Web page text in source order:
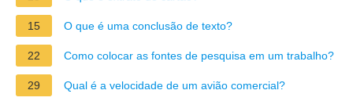
15 O que é uma conclusão de texto?
22 Como colocar as fontes de pesquisa em um trabalho?
29 Qual é a velocidade de um avião comercial?